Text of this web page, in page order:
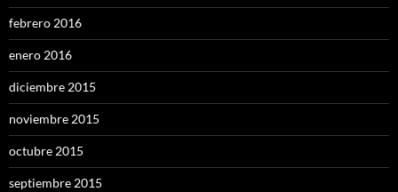
febrero 2016
enero 2016
diciembre 2015
noviembre 2015
octubre 2015
septiembre 2015